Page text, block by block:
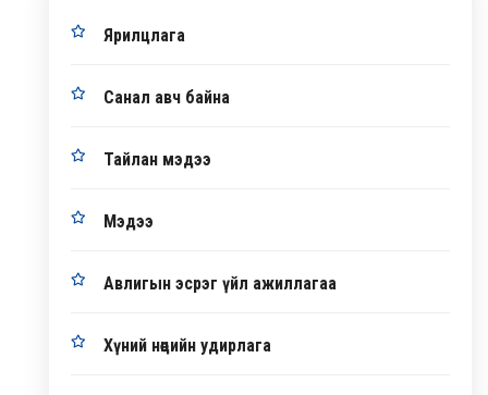
Ярилцлага
Санал авч байна
Тайлан мэдээ
Мэдээ
Авлигын эсрэг үйл ажиллагаа
Хүний нөөцийн удирлага